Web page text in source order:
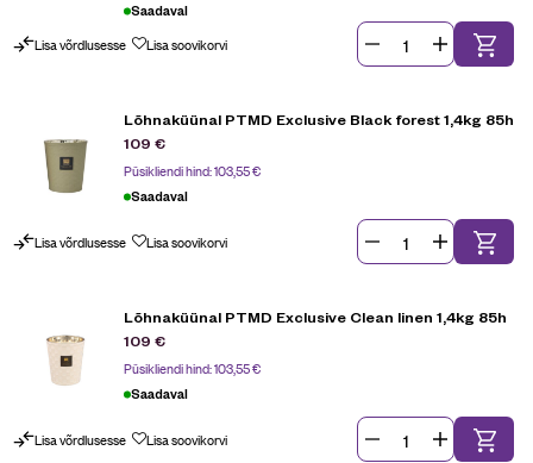
Saadaval
Lisa võrdlusesse Lisa soovikorvi
Lõhnaküünal PTMD Exclusive Black forest 1,4kg 85h
109 €
Püsikliendi hind:103,55€
Saadaval
Lisa võrdlusesse Lisa soovikorvi
Lõhnaküünal PTMD Exclusive Clean linen 1,4kg 85h
109 €
Püsikliendi hind:103,55€
Saadaval
Lisa võrdlusesse Lisa soovikorvi